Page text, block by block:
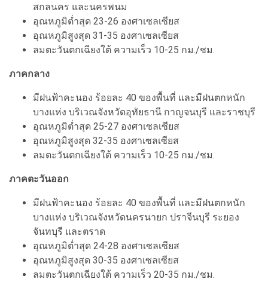
สกลนคร และนครพนม
อุณหภูมิต่ำสุด 23-26 องศาเซลเซียส
อุณหภูมิสูงสุด 31-35 องศาเซลเซียส
ลมตะวันตกเฉียงใต้ ความเร็ว 10-25 กม./ชม.
ภาคกลาง
มีฝนฟ้าคะนอง ร้อยละ 40 ของพื้นที่ และมีฝนตกหนัก
บางแห่ง บริเวณจังหวัดอุทัยธานี กาญจนบุรี และราชบุรี
อุณหภูมิต่ำสุด 25-27 องศาเซลเซียส
อุณหภูมิสูงสุด 32-35 องศาเซลเซียส
ลมตะวันตกเฉียงใต้ ความเร็ว 10-25 กม./ชม.
ภาคตะวันออก
มีฝนฟ้าคะนอง ร้อยละ 40 ของพื้นที่ และมีฝนตกหนัก
บางแห่ง บริเวณจังหวัดนครนายก ปราจีนบุรี ระยอง
จันทบุรี และตราด
อุณหภูมิต่ำสุด 24-28 องศาเซลเซียส
อุณหภูมิสูงสุด 30-35 องศาเซลเซียส
ลมตะวันตกเฉียงใต้ ความเร็ว 20-35 กม./ชม.